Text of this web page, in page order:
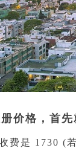
格，首先
是 1730 (若